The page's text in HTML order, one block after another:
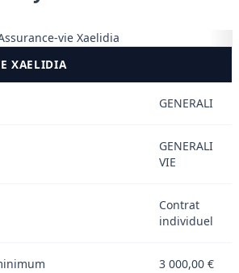
vie Xaelidia
XAELIDIA
GENERALI
GENERALI
VIE
Contrat
individuel
3 000,00 €